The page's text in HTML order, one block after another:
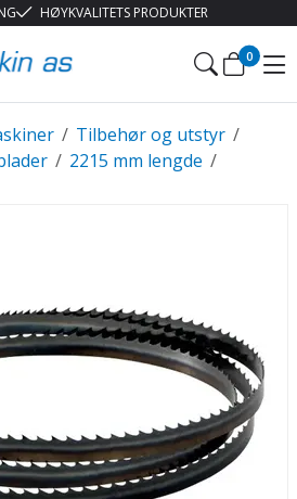
HØYKVALITETS PRODUKTER
0
/ /
Tilbehør og utstyr
/ /
2215 mm lengde